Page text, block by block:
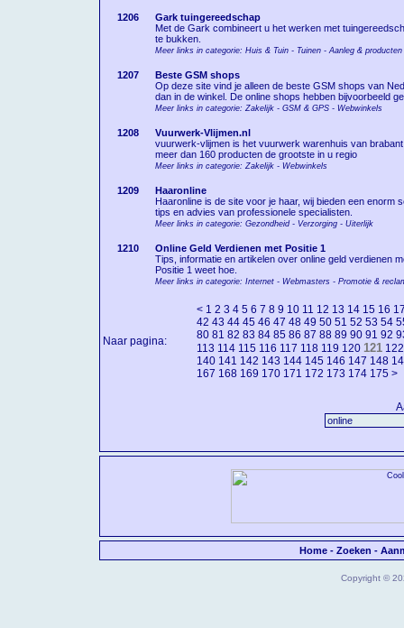
1206
Gark tuingereedschap
Met de Gark combineert u het werken met
te bukken.
Meer links in categorie: Huis & Tuin - Tuinen - Aanleg & producten
1207
Beste GSM shops
Op deze site vind je alleen de beste GSM shops van
dan in de winkel. De online shops hebben bijvoorbeeld
Meer links in categorie: Zakelijk - GSM & GPS - Webwinkels
1208
Vuurwerk-Vlijmen.nl
vuurwerk-vlijmen is het vuurwerk warenhuis van
meer dan 160 producten de grootste in u regio
Meer links in categorie: Zakelijk - Webwinkels
1209
Haaronline
Haaronline is de site voor je haar, wij bieden een
tips en advies van professionele specialisten.
Meer links in categorie: Gezondheid - Verzorging - Uiterlijk
1210
Online Geld Verdienen met Positie 1
Tips, informatie en artikelen over online geld verdienen
Positie 1 weet hoe.
Meer links in categorie: Internet - Webmasters - Promotie &
Naar pagina:
< 1 2 3 4 5 6 7 8 9 10 11 12 13 14 15 16
42 43 44 45 46 47 48 49 50 51 52 53 54
80 81 82 83 84 85 86 87 88 89 90 91 92
113 114 115 116 117 118 119 120 121 122
140 141 142 143 144 145 146 147 148
167 168 169 170 171 172 173 174 175 >
Home- Zoeken -
Copyright ©